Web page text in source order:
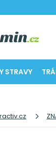
STRAVY